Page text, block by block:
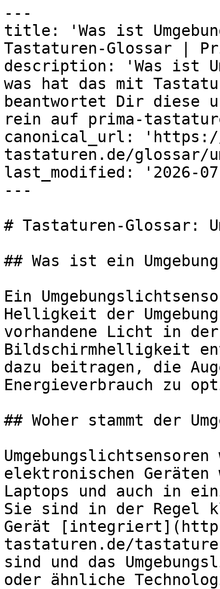
---
title: 'Was ist
Tastaturen-Glossar |
description: 'Was ist
was hat das mit
beantwortet Dir diese
rein auf prima-
canonical_url: 'https://
tastaturen.de/glossar/
last_modified: '2026-
---
# Tastaturen-Glossar:
## Was ist ein
Ein
Helligkeit der
vorhandene Licht in der
Bildschirmhelligkeit
dazu beitragen, die
Energieverbrauch zu
## Woher stammt der
elektronischen Geräten
Laptops und auch in
Sie sind in der Regel
Gerät
tastaturen.de/
sind und das
oder ähnliche